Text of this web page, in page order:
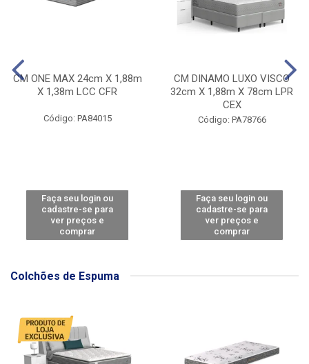
CM ONE MAX 24cm X 1,88m
X 1,38m LCC CFR
Código: PA84015
Faça seu login ou
cadastre-se para
ver preços e
comprar
CM DINAMO LUXO VISCO
32cm X 1,88m X 78cm LPR
CEX
Código: PA78766
Faça seu login ou
cadastre-se para
ver preços e
comprar
Colchões de Espuma